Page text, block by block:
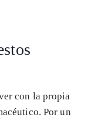
con la propia
Por un